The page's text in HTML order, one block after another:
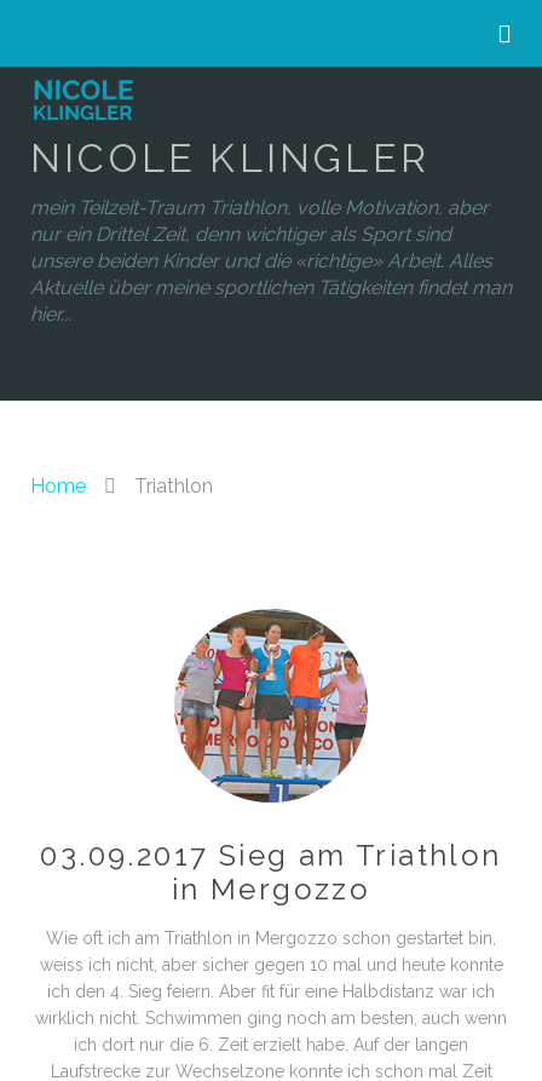
NICOLE KLINGLER
mein Teilzeit-Traum Triathlon, volle Motivation, aber
nur ein Drittel Zeit, denn wichtiger als Sport sind
unsere beiden Kinder und die «richtige» Arbeit. Alles
Aktuelle über meine sportlichen Tätigkeiten findet man
hier...
Home Triathlon
03.09.2017 Sieg am Triathlon
in Mergozzo
Wie oft ich am Triathlon in Mergozzo schon gestartet bin,
weiss ich nicht, aber sicher gegen 10 mal und heute konnte
ich den 4. Sieg feiern. Aber fit für eine Halbdistanz war ich
wirklich nicht. Schwimmen ging noch am besten, auch wenn
ich dort nur die 6. Zeit erzielt habe. Auf der langen
Laufstrecke zur Wechselzone konnte ich schon mal Zeit